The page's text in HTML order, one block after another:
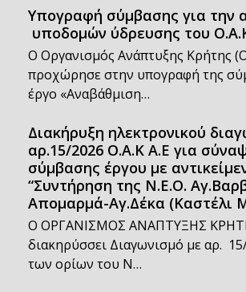
Υπογραφή σύμβασης για την
υποδομών ύδρευσης του
Ο Οργανισμός Ανάπτυξης Κρήτης
προχώρησε στην υπογραφή της
έργο «Αναβάθμιση…
Διακήρυξη ηλεκτρονικού
αρ.15/2026 Ο.Α.Κ Α.Ε για
σύμβασης έργου με
“Συντήρηση της Ν.Ε.Ο.
Απομαρμά-Αγ.Δέκα (Καστέλι
Ο ΟΡΓΑΝΙΣΜΟΣ ΑΝΑΠΤΥΞΗΣ
διακηρύσσει Διαγωνισμό με αρ.
των ορίων του Ν…